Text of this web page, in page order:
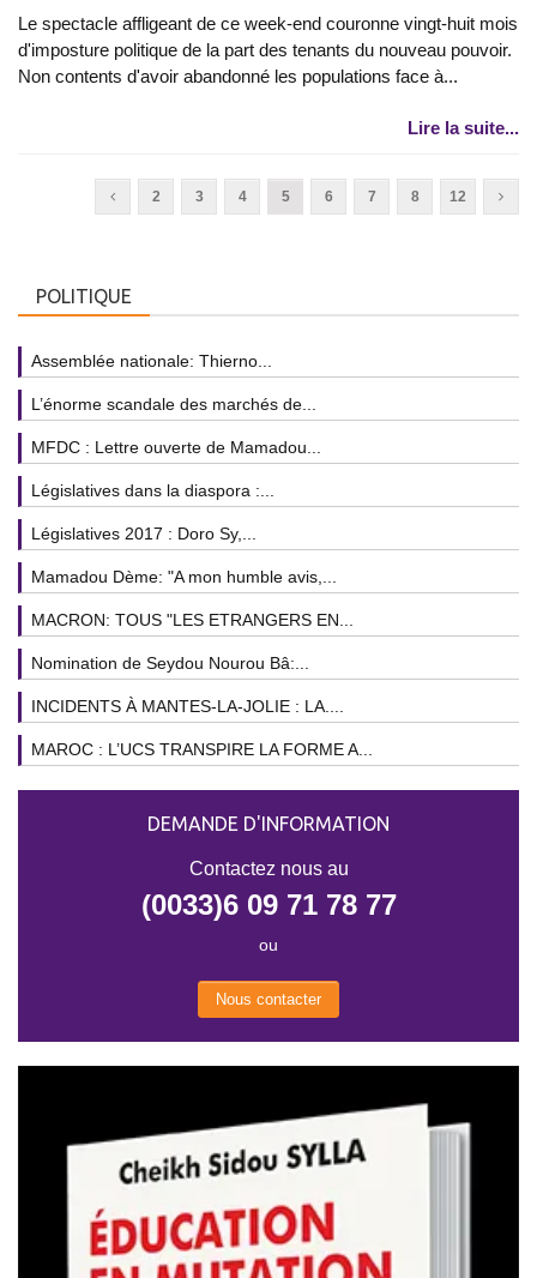
Le spectacle affligeant de ce week-end couronne vingt-huit mois
d'imposture politique de la part des tenants du nouveau pouvoir.
Non contents d'avoir abandonné les populations face à...
Lire la suite...
2 3 4 5 6 7 8 12
POLITIQUE
Assemblée nationale: Thierno...
L’énorme scandale des marchés de...
MFDC : Lettre ouverte de Mamadou...
Législatives dans la diaspora :...
Législatives 2017 : Doro Sy,...
Mamadou Dème: "A mon humble avis,...
MACRON: TOUS "LES ETRANGERS EN...
Nomination de Seydou Nourou Bâ:...
INCIDENTS À MANTES-LA-JOLIE : LA....
MAROC : L’UCS TRANSPIRE LA FORME A...
DEMANDE D'INFORMATION
Contactez nous au
(0033)6 09 71 78 77
ou
Nous contacter